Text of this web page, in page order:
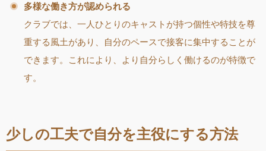
多様な働き方が認められる
クラブでは、一人ひとりのキャストが持つ個性や特技を尊
重する風土があり、自分のペースで接客に集中することが
できます。これにより、より自分らしく働けるのが特徴で
す。
少しの工夫で自分を主役にする方法